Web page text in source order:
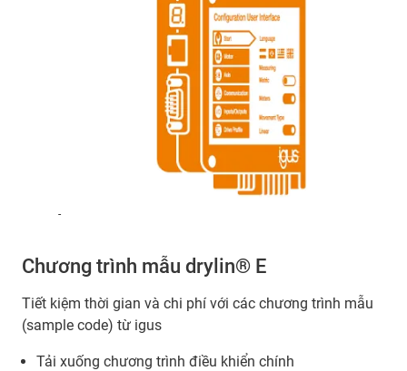
-
Chương trình mẫu drylin® E
Tiết kiệm thời gian và chi phí với các chương trình mẫu
(sample code) từ igus
Tải xuống chương trình điều khiển chính